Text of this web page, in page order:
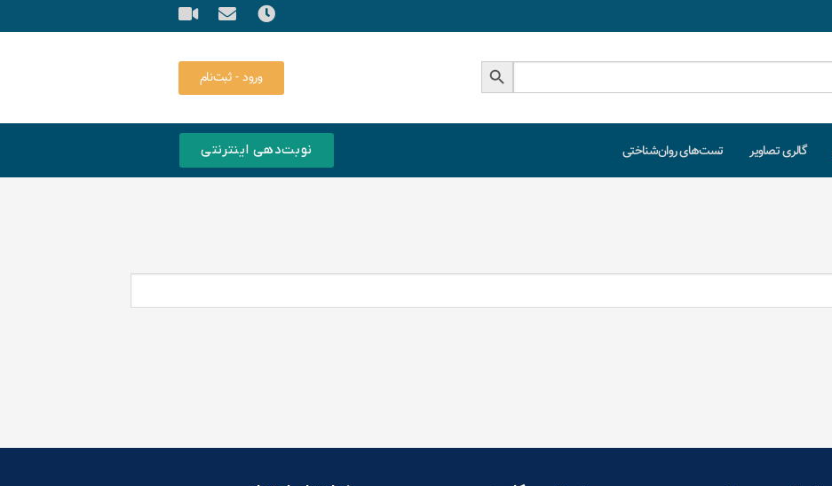
دکمه جستجو
ورود - ثبت‌نام
گالری تصاویر تست‌های روان‌شناختی نوبت‌دهی اینترنتی